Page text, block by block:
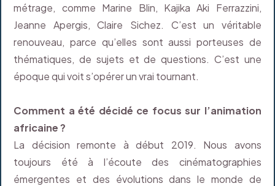
métrage, comme Marine Blin, Kajika Aki Ferrazzini,
Jeanne Apergis, Claire Sichez. C’est un véritable
renouveau, parce qu’elles sont aussi porteuses de
thématiques, de sujets et de questions. C’est une
époque qui voit s’opérer un vrai tournant.
Comment a été décidé ce focus sur l’animation
africaine ?
La décision remonte à début 2019. Nous avons
toujours été à l’écoute des cinématographies
émergentes et des évolutions dans le monde de